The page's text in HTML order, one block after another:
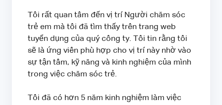
Tôi rất quan tâm đến vị trí Người chăm sóc
trẻ em mà tôi đã tìm thấy trên trang web
tuyển dụng của quý công ty. Tôi tin rằng tôi
sẽ là ứng viên phù hợp cho vị trí này nhờ vào
sự tận tâm, kỹ năng và kinh nghiệm của mình
trong việc chăm sóc trẻ.
Tôi đã có hơn 5 năm kinh nghiệm làm việc